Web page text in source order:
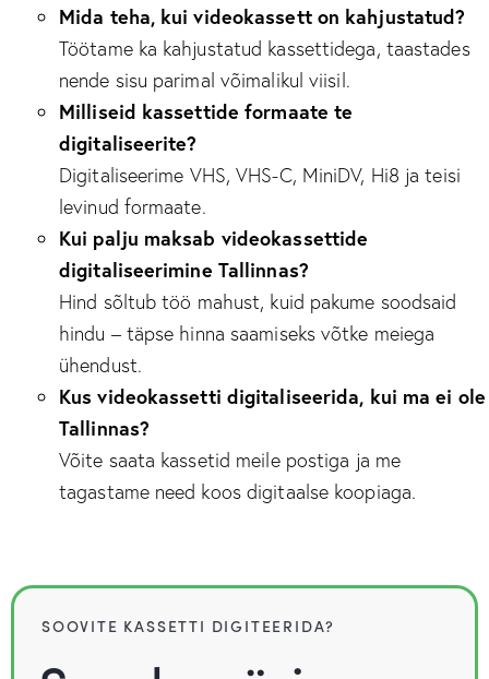
Mida teha, kui videokassett on kahjustatud?
Töötame ka kahjustatud kassettidega, taastades
nende sisu parimal võimalikul viisil.
Milliseid kassettide formaate te
digitaliseerite?
Digitaliseerime VHS, VHS-C, MiniDV, Hi8 ja teisi
levinud formaate.
Kui palju maksab videokassettide
digitaliseerimine Tallinnas?
Hind sõltub töö mahust, kuid pakume soodsaid
hindu – täpse hinna saamiseks võtke meiega
ühendust.
Kus videokassetti digitaliseerida, kui ma ei ole
Tallinnas?
Võite saata kassetid meile postiga ja me
tagastame need koos digitaalse koopiaga.
SOOVITE KASSETTI DIGITEERIDA?